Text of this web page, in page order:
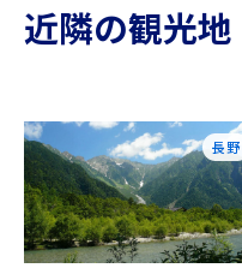
近隣の観光地
長野